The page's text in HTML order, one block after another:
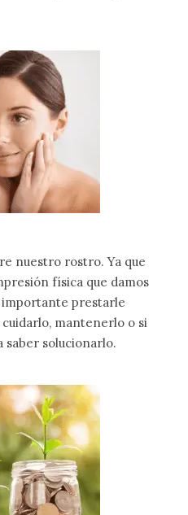
nuestro rostro. Ya que
física que damos
importante prestarle
mantenerlo o si
saber solucionarlo.